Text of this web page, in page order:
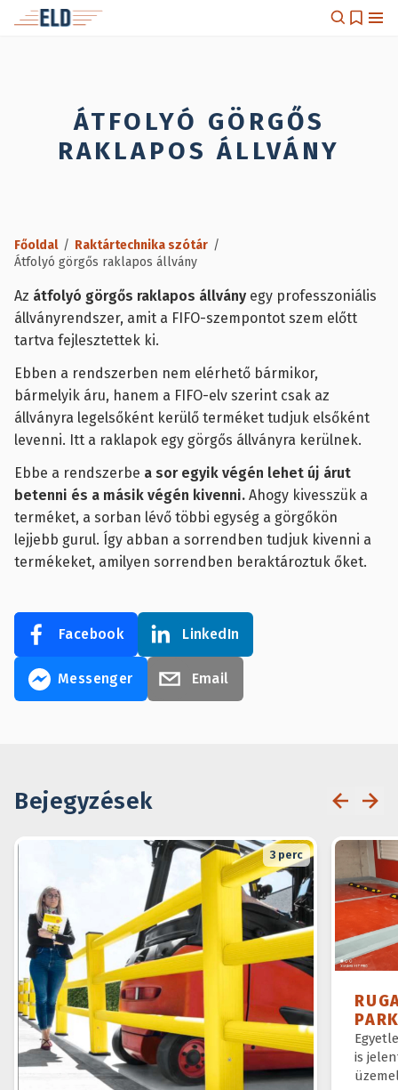
ÁTFOLYÓ GÖRGŐS
RAKLAPOS ÁLLVÁNY
Főoldal / Raktártechnika szótár /
Átfolyó görgős raklapos állvány
Az átfolyó görgős raklapos állvány egy professzoniális
állványrendszer, amit a FIFO-szempontot szem előtt
tartva fejlesztettek ki.
Ebben a rendszerben nem elérhető bármikor,
bármelyik áru, hanem a FIFO-elv szerint csak az
állványra legelsőként kerülő terméket tudjuk elsőként
levenni. Itt a raklapok egy görgős állványra kerülnek.
Ebbe a rendszerbe a sor egyik végén lehet új árut
betenni és a másik végén kivenni. Ahogy kivesszük a
terméket, a sorban lévő többi egység a görgőkön
lejjebb gurul. Így abban a sorrendben tudjuk kivenni a
termékeket, amilyen sorrendben beraktároztuk őket.
Facebook LinkedIn
Messenger Email
Bejegyzések
3 perc
is